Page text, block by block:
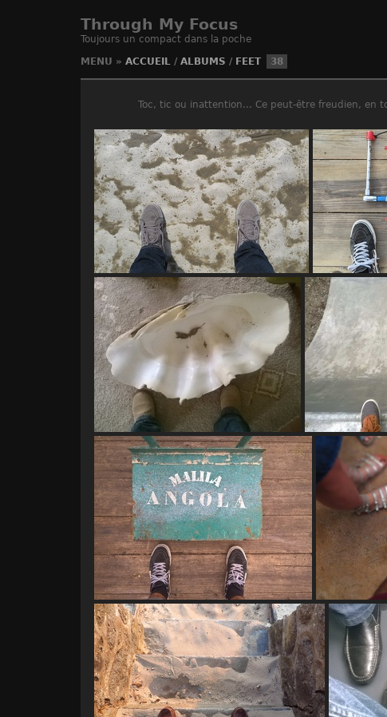
Through My Focus
Toujours un compact dans la poche
MENU » ACCUEIL/ ALBUMS / FEET 38
Toc, tic ou inattention... Ce peut-être freudien, en